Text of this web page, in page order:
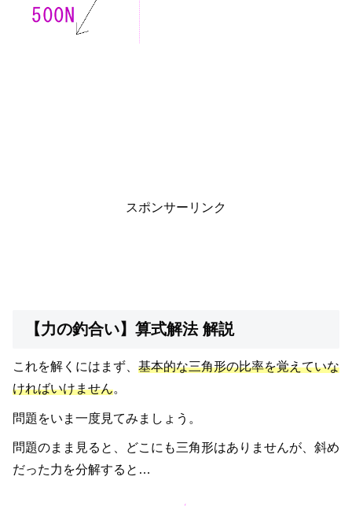
スポンサーリンク
【力の釣合い】算式解法 解説
これを解くにはまず、 基本的な三角形の比率を覚えていな
ければいけません。
問題をいま一度見てみましょう。
問題のまま見ると、どこにも三角形はありませんが、斜め
だった力を分解すると…